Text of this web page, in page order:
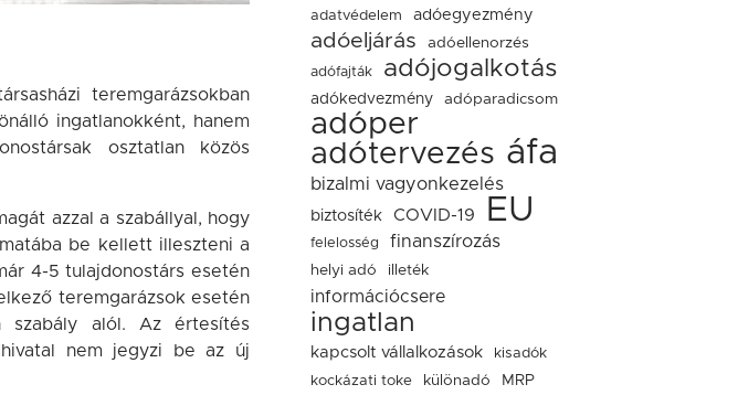
teremgarázsokban
ingatlanokként, hanem
osztatlan közös
azzal a szabállyal, hogy
be kellett illeszteni a
4-5 tulajdonostárs esetén
teremgarázsok esetén
szabály alól. Az értesítés
nem jegyzi be az új
adatvédelem adóegyezmény
adóeljárás adóellenorzés
adófajták adójogalkotás
adókedvezmény adóparadicsom
adóper
adótervezés áfa
bizalmi vagyonkezelés
biztosíték COVID-19 EU
felelosség finanszírozás
helyi adó illeték
információcsere
ingatlan
kapcsolt vállalkozások
kisadók
kockázati toke
különadó MRP